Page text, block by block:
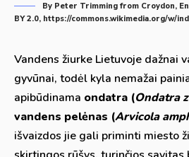
By Peter Trimming from Croydon,
BY 2.0, https://commons.wikimedia.org/w/
Vandens žiurke Lietuvoje dažnai
gyvūnai, todėl kyla nemažai
apibūdinama ondatra (Ondatra
vandens pelėnas (Arvicola
išvaizdos jie gali priminti miesto